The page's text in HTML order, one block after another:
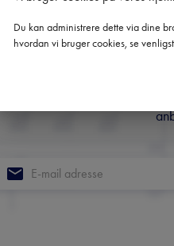
Få overblik over
Du kan administrere dette via dine
hvordan vi bruger cookies, se